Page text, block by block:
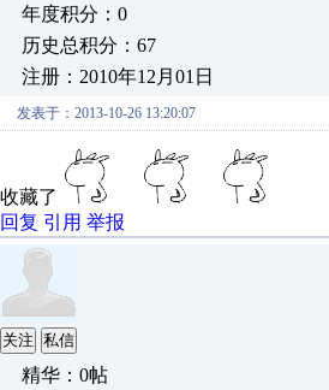
年度积分：0
历史总积分：67
注册：2010年12月01日
发表于：2013-10-26 13:20:07
收藏了
回复 引用 举报
关注 私信
精华：0帖